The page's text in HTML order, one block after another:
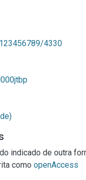
4330
indicado de outra
como openAccess